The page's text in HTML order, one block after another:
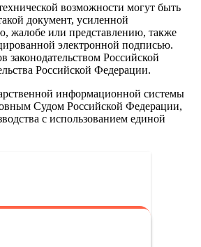
возможности могут быть
документ, усиленной
жалобе или представлению, также
электронной подписью.
Российской
Российской Федерации.
информационной системы
Судом Российской Федерации,
с использованием единой